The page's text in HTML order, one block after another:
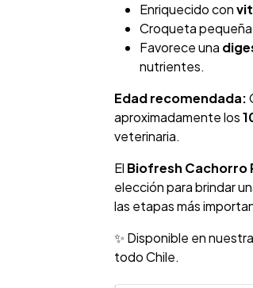
Enriquecido con
Croqueta pequeña
Favorece una
nutrientes.
Edad recomendada:
aproximadamente los
veterinaria.
El Biofresh Cachorro
elección para brindar
las etapas más
✨ Disponible en
todo Chile.